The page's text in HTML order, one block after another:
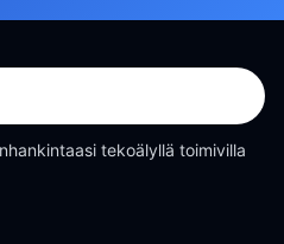
tekoälyllä toimivilla